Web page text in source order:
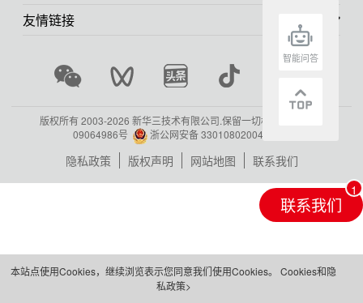
友情链接
版权所有 2003-2026 新华三技术有限公司.保留一切权利.
09064986号
浙公网安备 33010802004416号
隐私政策 版权声明 网站地图 联系我们
联系我们
本站点使用Cookies，继续浏览表示您同意我们使用Cookies。 Cookies和隐
私政策>
智能问答